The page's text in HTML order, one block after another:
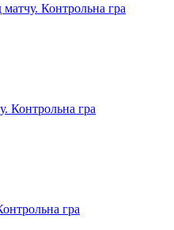
Контрольна гра
гра
гра